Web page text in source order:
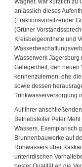
anlässlich dieses
(Fraktionsvorsitzender
(Grüner
Kreisbeigeordnete und
Wasserwerk Jägersburg
Gelegenheit, den neuen
kennenzulernen, ehe
sowie dessen
Trinkwasserversorgung
Auf ihrer
Betriebsleiter Peter
Wassers. Exemplarisch
Brunnenbauwerke auf
Rohwassers über
unterirdischen